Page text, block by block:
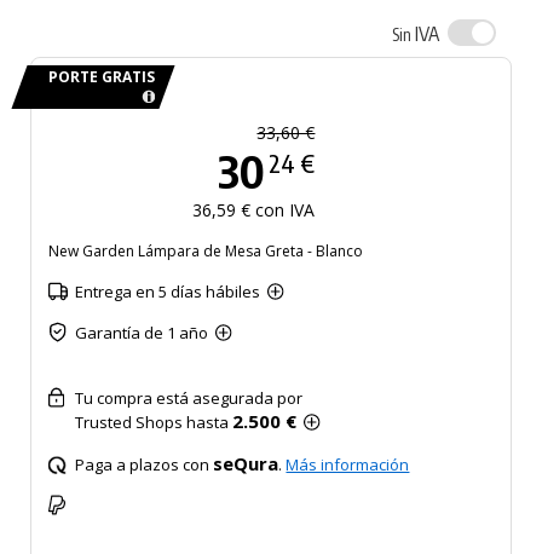
Sin IVA
PORTE GRATIS
33,60 €
30 24 €
36,59 € con IVA
New Garden Lámpara de Mesa Greta - Blanco
Entrega en 5 días hábiles
Garantía de 1 año
Tu compra está asegurada por
Trusted Shops hasta 2.500 €
Paga a plazos con seQura.Más información